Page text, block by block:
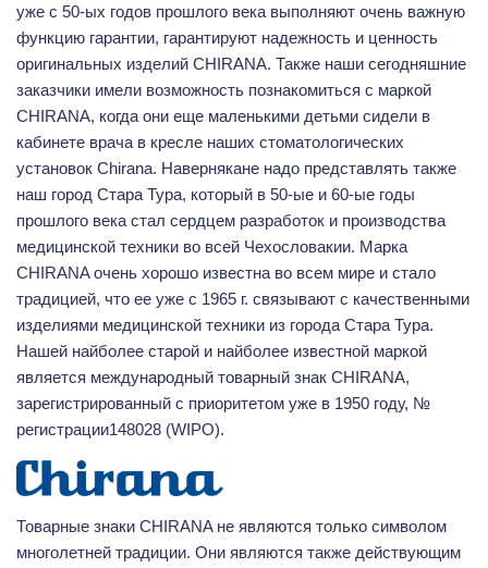
уже с 50-ых годов прошлого века выполняют очень важную
функцию гарантии, гарантируют надежность и ценность
оригинальных изделий CHIRANA. Также наши сегодняшние
заказчики имели возможность познакомиться с маркой
CHIRANA, когда они еще маленькими детьми сидели в
кабинете врача в кресле наших стоматологических
установок Chirana. Навернякане надо представлять также
наш город Стара Тура, который в 50-ые и 60-ые годы
прошлого века стал сердцем разработок и производства
медицинской техники во всей Чехословакии. Марка
CHIRANA очень хорошо известна во всем мире и стало
традицией, что ее уже с 1965 г. связывают с качественными
изделиями медицинской техники из города Стара Тура.
Нашей найболее старой и найболее известной маркой
является международный товарный знак CHIRANA,
зарегистрированный с приоритетом уже в 1950 году, №
регистрации148028 (WIPO).
Товарные знаки CHIRANA не являются только символом
многолетней традиции. Они являются также действующим